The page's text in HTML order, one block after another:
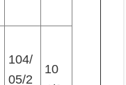
104/
05/2
10